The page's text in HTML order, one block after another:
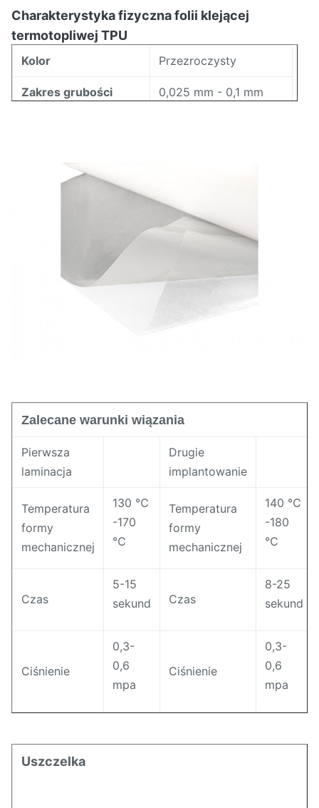
Charakterystyka fizyczna folii klejącej
termotopliwej TPU
Kolor Przezroczysty
Zakres grubości 0,025 mm - 0,1 mm
Wskaźnik szybkości
52 ± 2 (brzeg A)
Zalecane warunki wiązania
Pierwsza
laminacja
Drugie
implantowanie
Temperatura
formy
mechanicznej
130 ℃
-170
℃
Temperatura
formy
mechanicznej
140 ℃
-180
℃
Czas
5-15
sekund
Czas
8-25
sekund
Ciśnienie
0,3-
0,6
mpa
Ciśnienie
0,3-
0,6
mpa
Uszczelka